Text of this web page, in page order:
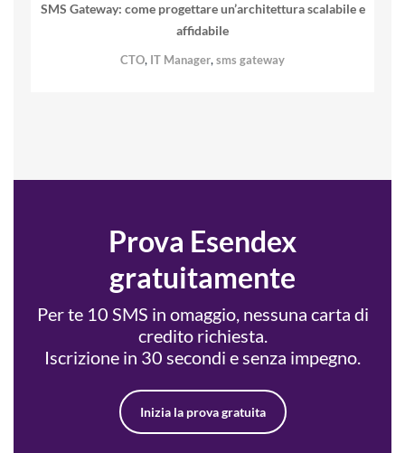
SMS Gateway: come progettare un’architettura scalabile e
affidabile
CTO, IT Manager,sms gateway
Prova Esendex
gratuitamente
Per te 10 SMS in omaggio, nessuna carta di
credito richiesta.
Iscrizione in 30 secondi e senza impegno.
Inizia la prova gratuita